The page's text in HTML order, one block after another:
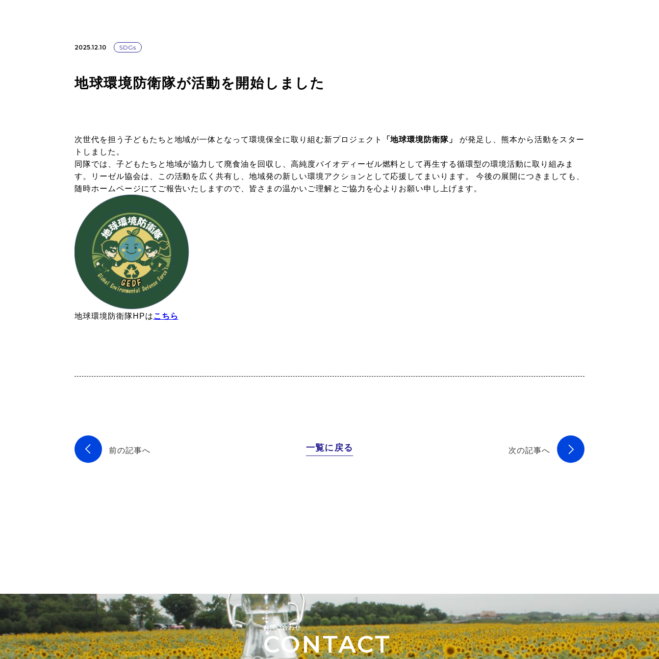
2025.12.10 SDGs
地球環境防衛隊が活動を開始しました
次世代を担う子どもたちと地域が一体となって環境保全に取り組む新プロジェクト 「地球環境防衛隊」
が発足し、熊本から活動をスター
トしました。
同隊では、子どもたちと地域が協力して廃食油を回収し、高純度バイオディーゼル燃料として再生する循環型の環境活動に取り組みま
す。リーゼル協会は、この活動を広く共有し、地域発の新しい環境アクションとして応援してまいります。 今後の展開につきましても、
随時ホームページにてご報告いたしますので、皆さまの温かいご理解とご協力を心よりお願い申し上げます。
地球環境防衛隊HPはこちら
前の記事へ 一覧に戻る 次の記事へ
お問い合わせ
CONTACT